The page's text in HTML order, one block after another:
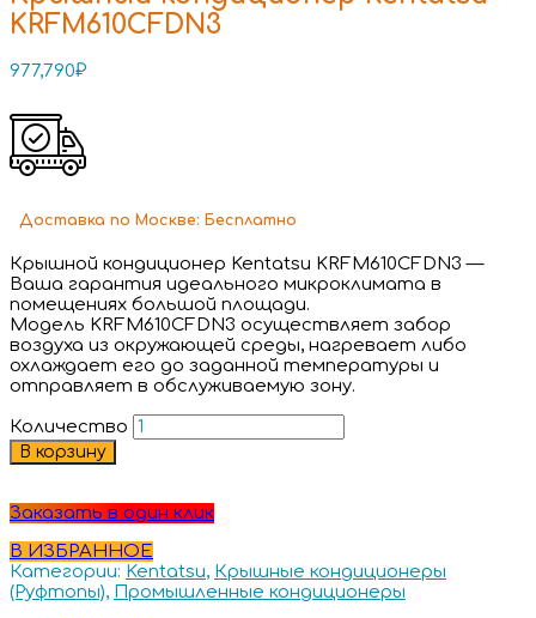
KRFM610CFDN3
977,790₽
Доставка по Москве: Бесплатно
Крышной кондиционер Kentatsu KRFM610CFDN3 —
Ваша гарантия идеального микроклимата в
помещениях большой площади.
Модель KRFM610CFDN3 осуществляет забор
воздуха из окружающей среды, нагревает либо
охлаждает его до заданной температуры и
отправляет в обслуживаемую зону.
Количество
В корзину
Заказать в один клик
В ИЗБРАННОЕ
Категории: Kentatsu, Крышные кондиционеры
(Руфтопы), Промышленные кондиционеры